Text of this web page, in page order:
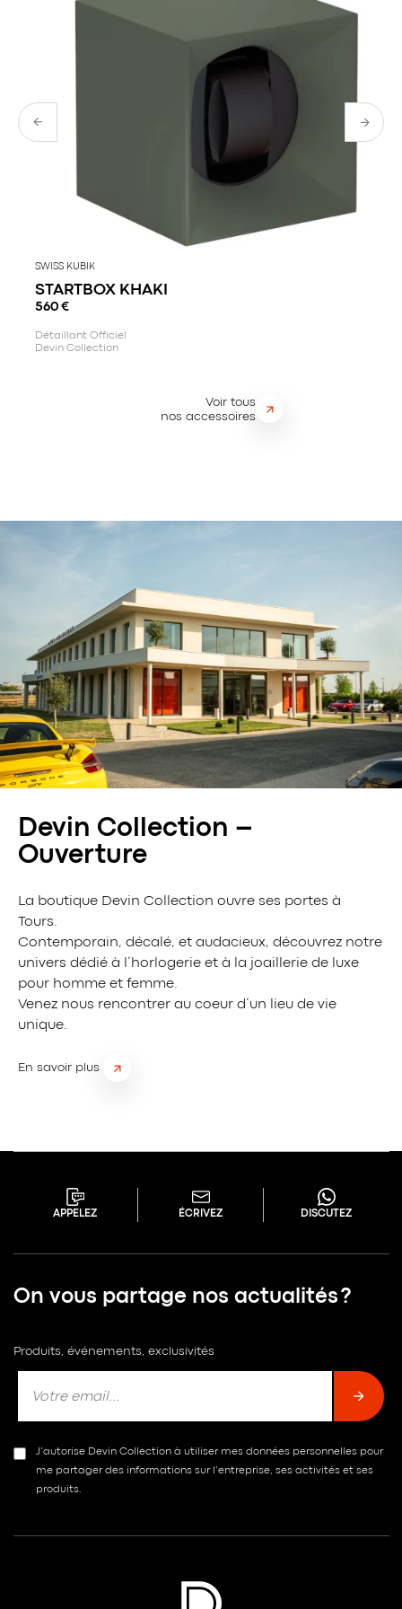
habillées de pierres précieuses.
SWISS KUBIK
STARTBOX KHAKI
560 €
Détaillant Officiel
Devin Collection
Voir tous
nos accessoires
Devin Collection –
Ouverture
La boutique Devin Collection ouvre ses portes à
Tours.
Contemporain, décalé, et audacieux, découvrez notre
univers dédié à l’horlogerie et à la joaillerie de luxe
pour homme et femme.
Venez nous rencontrer au coeur d’un lieu de vie
unique.
En savoir plus
APPELEZ ÉCRIVEZ DISCUTEZ
On vous partage nos actualités ?
Produits, événements, exclusivités
J’autorise Devin Collection à utiliser mes données personnelles pour
me partager des informations sur l’entreprise, ses activités et ses
produits.